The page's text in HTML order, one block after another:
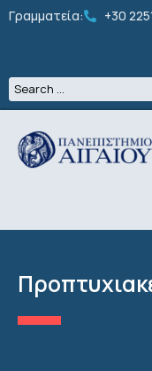
Γραμματεία: +30
ΤΟ ΤΜΗΜΑ
ΔΙΔΑΚΤΟΡΙΚΑ
ΠΡΟΣΩΠΙΚΟ
ΕΡΕΥΝΑ